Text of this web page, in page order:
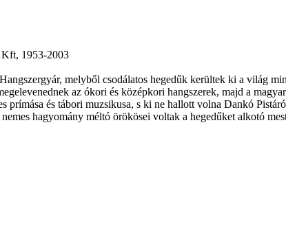
Kft, 1953-2003
melyből csodálatos hegedűk kerültek ki a világ
az ókori és középkori hangszerek, majd a
prímása és tábori muzsikusa, s ki ne hallott volna Dankó
hagyomány méltó örökösei voltak a hegedűket alkotó